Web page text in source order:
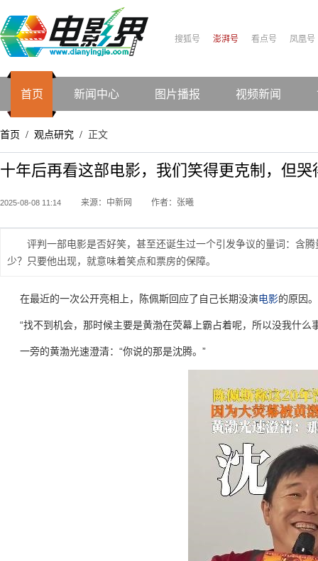
搜狐号 澎湃号 看点号 凤凰号
首页 新闻中心 图片播报 视频新闻
首页 / 观点研究 / 正文
十年后再看这部电影，我们笑得更克制，但哭
2025-08-08 11:14 来源：中新网 作者：张曦
评判一部电影是否好笑，甚至还诞生过一个引发争议的量词：含
少？只要他出现，就意味着笑点和票房的保障。
在最近的一次公开亮相上，陈佩斯回应了自己长期没演电影的原因。
“找不到机会，那时候主要是黄渤在荧幕上霸占着呢，所以没我什么
一旁的黄渤光速澄清：“你说的那是沈腾。”